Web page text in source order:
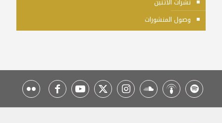
وصول المنشورات